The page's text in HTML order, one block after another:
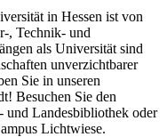
in Hessen ist von
, Technik- und
als Universität sind
unverzichtbarer
Sie in unseren
Besuchen Sie den
und Landesbibliothek oder
Lichtwiese.